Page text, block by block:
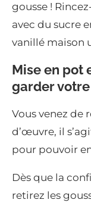
gousse !
avec du sucre
vanillé maison
Mise en pot
garder
Vous venez de
d’œuvre, il
pour pouvoir
Dès que la
retirez les